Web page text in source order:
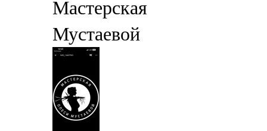
Мастерская
Мустаевой